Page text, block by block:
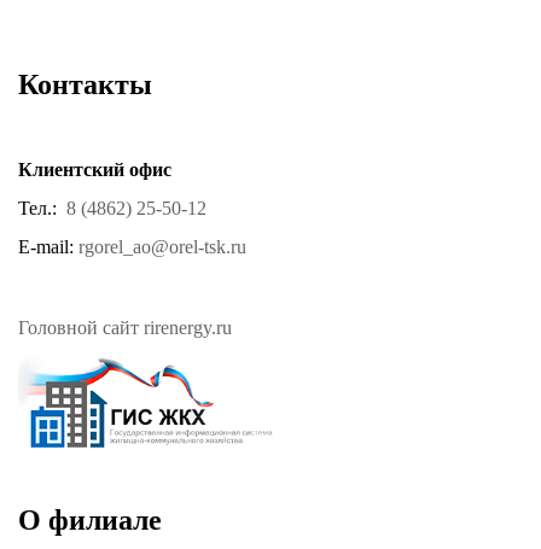
Контакты
Клиентский офис
Тел.: 8 (4862) 25-50-12
E-mail: rgorel_ao@orel-tsk.ru
Головной сайт rirenergy.ru
О филиале